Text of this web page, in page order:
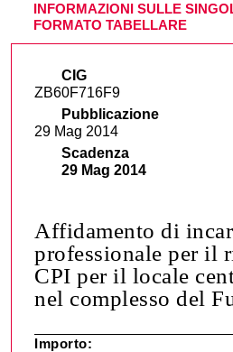
INFORMAZIONI SULLE
FORMATO TABELLARE
CIG
ZB60F716F9
Pubblicazione
29 Mag 2014
Scadenza
29 Mag 2014
Affidamento di
professionale per il
CPI per il locale
nel complesso del
Importo: